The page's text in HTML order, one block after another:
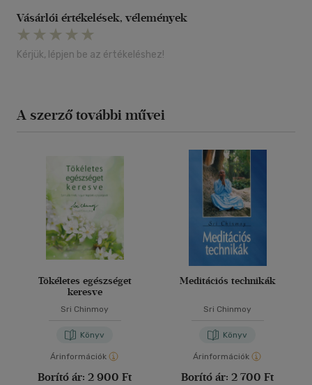
Vásárlói értékelések, vélemények
Kérjük, lépjen be az értékeléshez!
A szerző további művei
Tökéletes egészséget
keresve
Sri Chinmoy
Könyv
Árinformációk
Borító ár: 2 900 Ft
Meditációs technikák
Sri Chinmoy
Könyv
Árinformációk
Borító ár: 2 700 Ft